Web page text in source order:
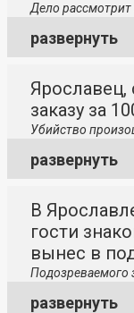
Дело рассмотрит
развернуть
заказу за
Убийство
развернуть
В
гости
вынес в
Подозреваемого
развернуть